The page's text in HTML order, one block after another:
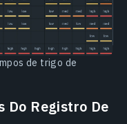
de trigo de
Do Registro De